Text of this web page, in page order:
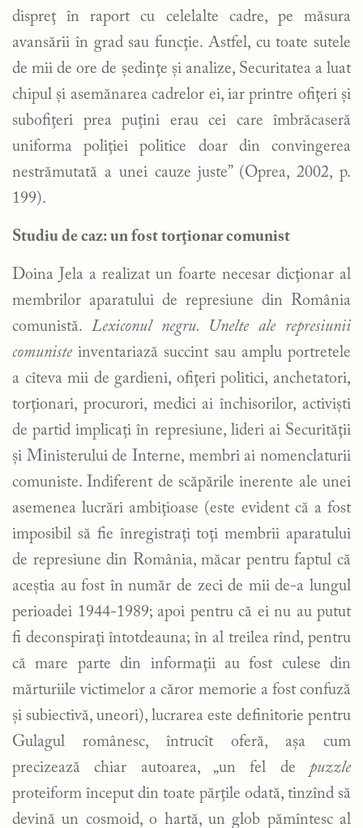
dispreţ în raport cu celelalte cadre, pe măsura
avansării în grad sau funcţie. Astfel, cu toate sutele
de mii de ore de şedinţe şi analize, Securitatea a luat
chipul şi asemănarea cadrelor ei, iar printre ofiţeri şi
subofiţeri prea puţini erau cei care îmbrăcaseră
uniforma poliţiei politice doar din convingerea
nestrămutată a unei cauze juste” (Oprea, 2002, p.
199).
Studiu de caz: un fost torţionar comunist
Doina Jela a realizat un foarte necesar dicţionar al
membrilor aparatului de represiune din România
comunistă. Lexiconul negru. Unelte ale represiunii
comunisteinventariază succint sau amplu portretele
a cîteva mii de gardieni, ofiţeri politici, anchetatori,
torţionari, procurori, medici ai închisorilor, activişti
de partid implicaţi în represiune, lideri ai Securităţii
şi Ministerului de Interne, membri ai nomenclaturii
comuniste. Indiferent de scăpările inerente ale unei
asemenea lucrări ambiţioase (este evident că a fost
imposibil să fie înregistraţi toţi membrii aparatului
de represiune din România, măcar pentru faptul că
aceştia au fost în număr de zeci de mii de-a lungul
perioadei 1944-1989; apoi pentru că ei nu au putut
fi deconspiraţi întotdeauna; în al treilea rînd, pentru
că mare parte din informaţii au fost culese din
mărturiile victimelor a căror memorie a fost confuză
și subiectivă, uneori), lucrarea este definitorie pentru
Gulagul românesc, întrucît oferă, aşa cum
precizează chiar autoarea, „un fel de puzzle
proteiform început din toate părţile odată, tinzînd să
devină un cosmoid, o hartă, un glob pămîntesc al